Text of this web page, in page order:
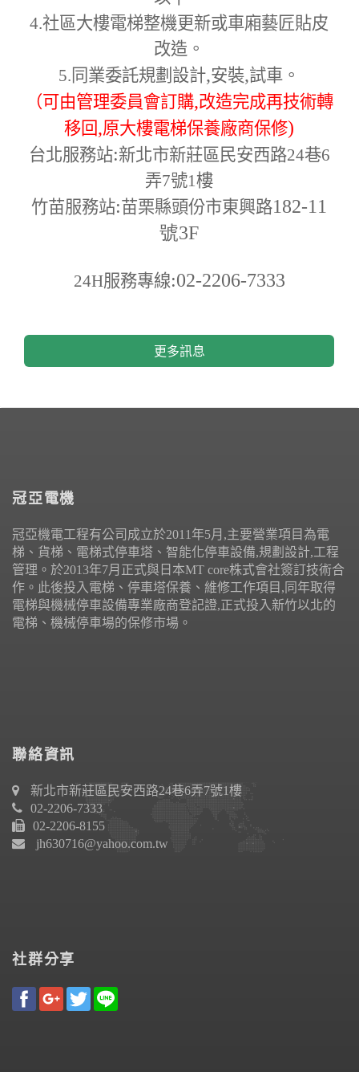
4.社區大樓電梯整機更新或車廂藝匠貼皮
改造。
5. 同業委託規劃設計,安裝,試車。
（可由管理委員會訂購,改造完成再技術轉
移回,原大樓電梯保養廠商保修)
台北服務站:新北市新莊區民安西路24巷6
弄7號1樓
竹苗服務站:苗栗縣頭份市東興路182-11
號3F
24H服務專線:02-2206-7333
更多訊息
冠亞電機
冠亞機電工程有公司成立於2011年5月,主要營業項目為電
梯、貨梯、電梯式停車塔、智能化停車設備,規劃設計,工程
管理。於2013年7月正式與日本MT core株式會社簽訂技術合
作。此後投入電梯、停車塔保養、維修工作項目,同年取得
電梯與機械停車設備專業廠商登記證,正式投入新竹以北的
電梯、機械停車場的保修市場。
聯絡資訊
新北市新莊區民安西路24巷6弄7號1樓
02-2206-7333
02-2206-8155
jh630716@yahoo.com.tw
社群分享